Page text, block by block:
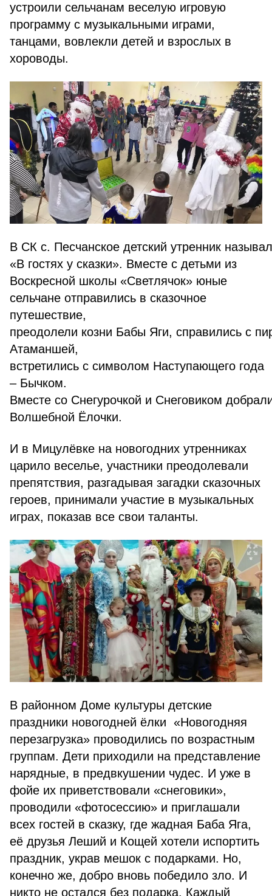
устроили сельчанам веселую игровую
программу с музыкальными играми,
танцами, вовлекли детей и взрослых в
хороводы.
В СК с. Песчанское детский утренник
«В гостях у сказки». Вместе с детьми из
Воскресной школы «Светлячок» юные
сельчане отправились в сказочное
путешествие,
преодолели козни Бабы Яги, справились с
Атаманшей,
встретились с символом Наступающего года
– Бычком.
Вместе со Снегурочкой и Снеговиком
Волшебной Ёлочки.
И в Мицулёвке на новогодних утренниках
царило веселье, участники преодолевали
препятствия, разгадывая загадки сказочных
героев, принимали участие в музыкальных
играх, показав все свои таланты.
В районном Доме культуры детские
праздники новогодней ёлки «Новогодняя
перезагрузка» проводились по возрастным
группам. Дети приходили на представление
нарядные, в предвкушении чудес. И уже в
фойе их приветствовали «снеговики»,
проводили «фотосессию» и приглашали
всех гостей в сказку, где жадная Баба Яга,
её друзья Леший и Кощей хотели испортить
праздник, украв мешок с подарками. Но,
конечно же, добро вновь победило зло. И
никто не остался без подарка. Каждый